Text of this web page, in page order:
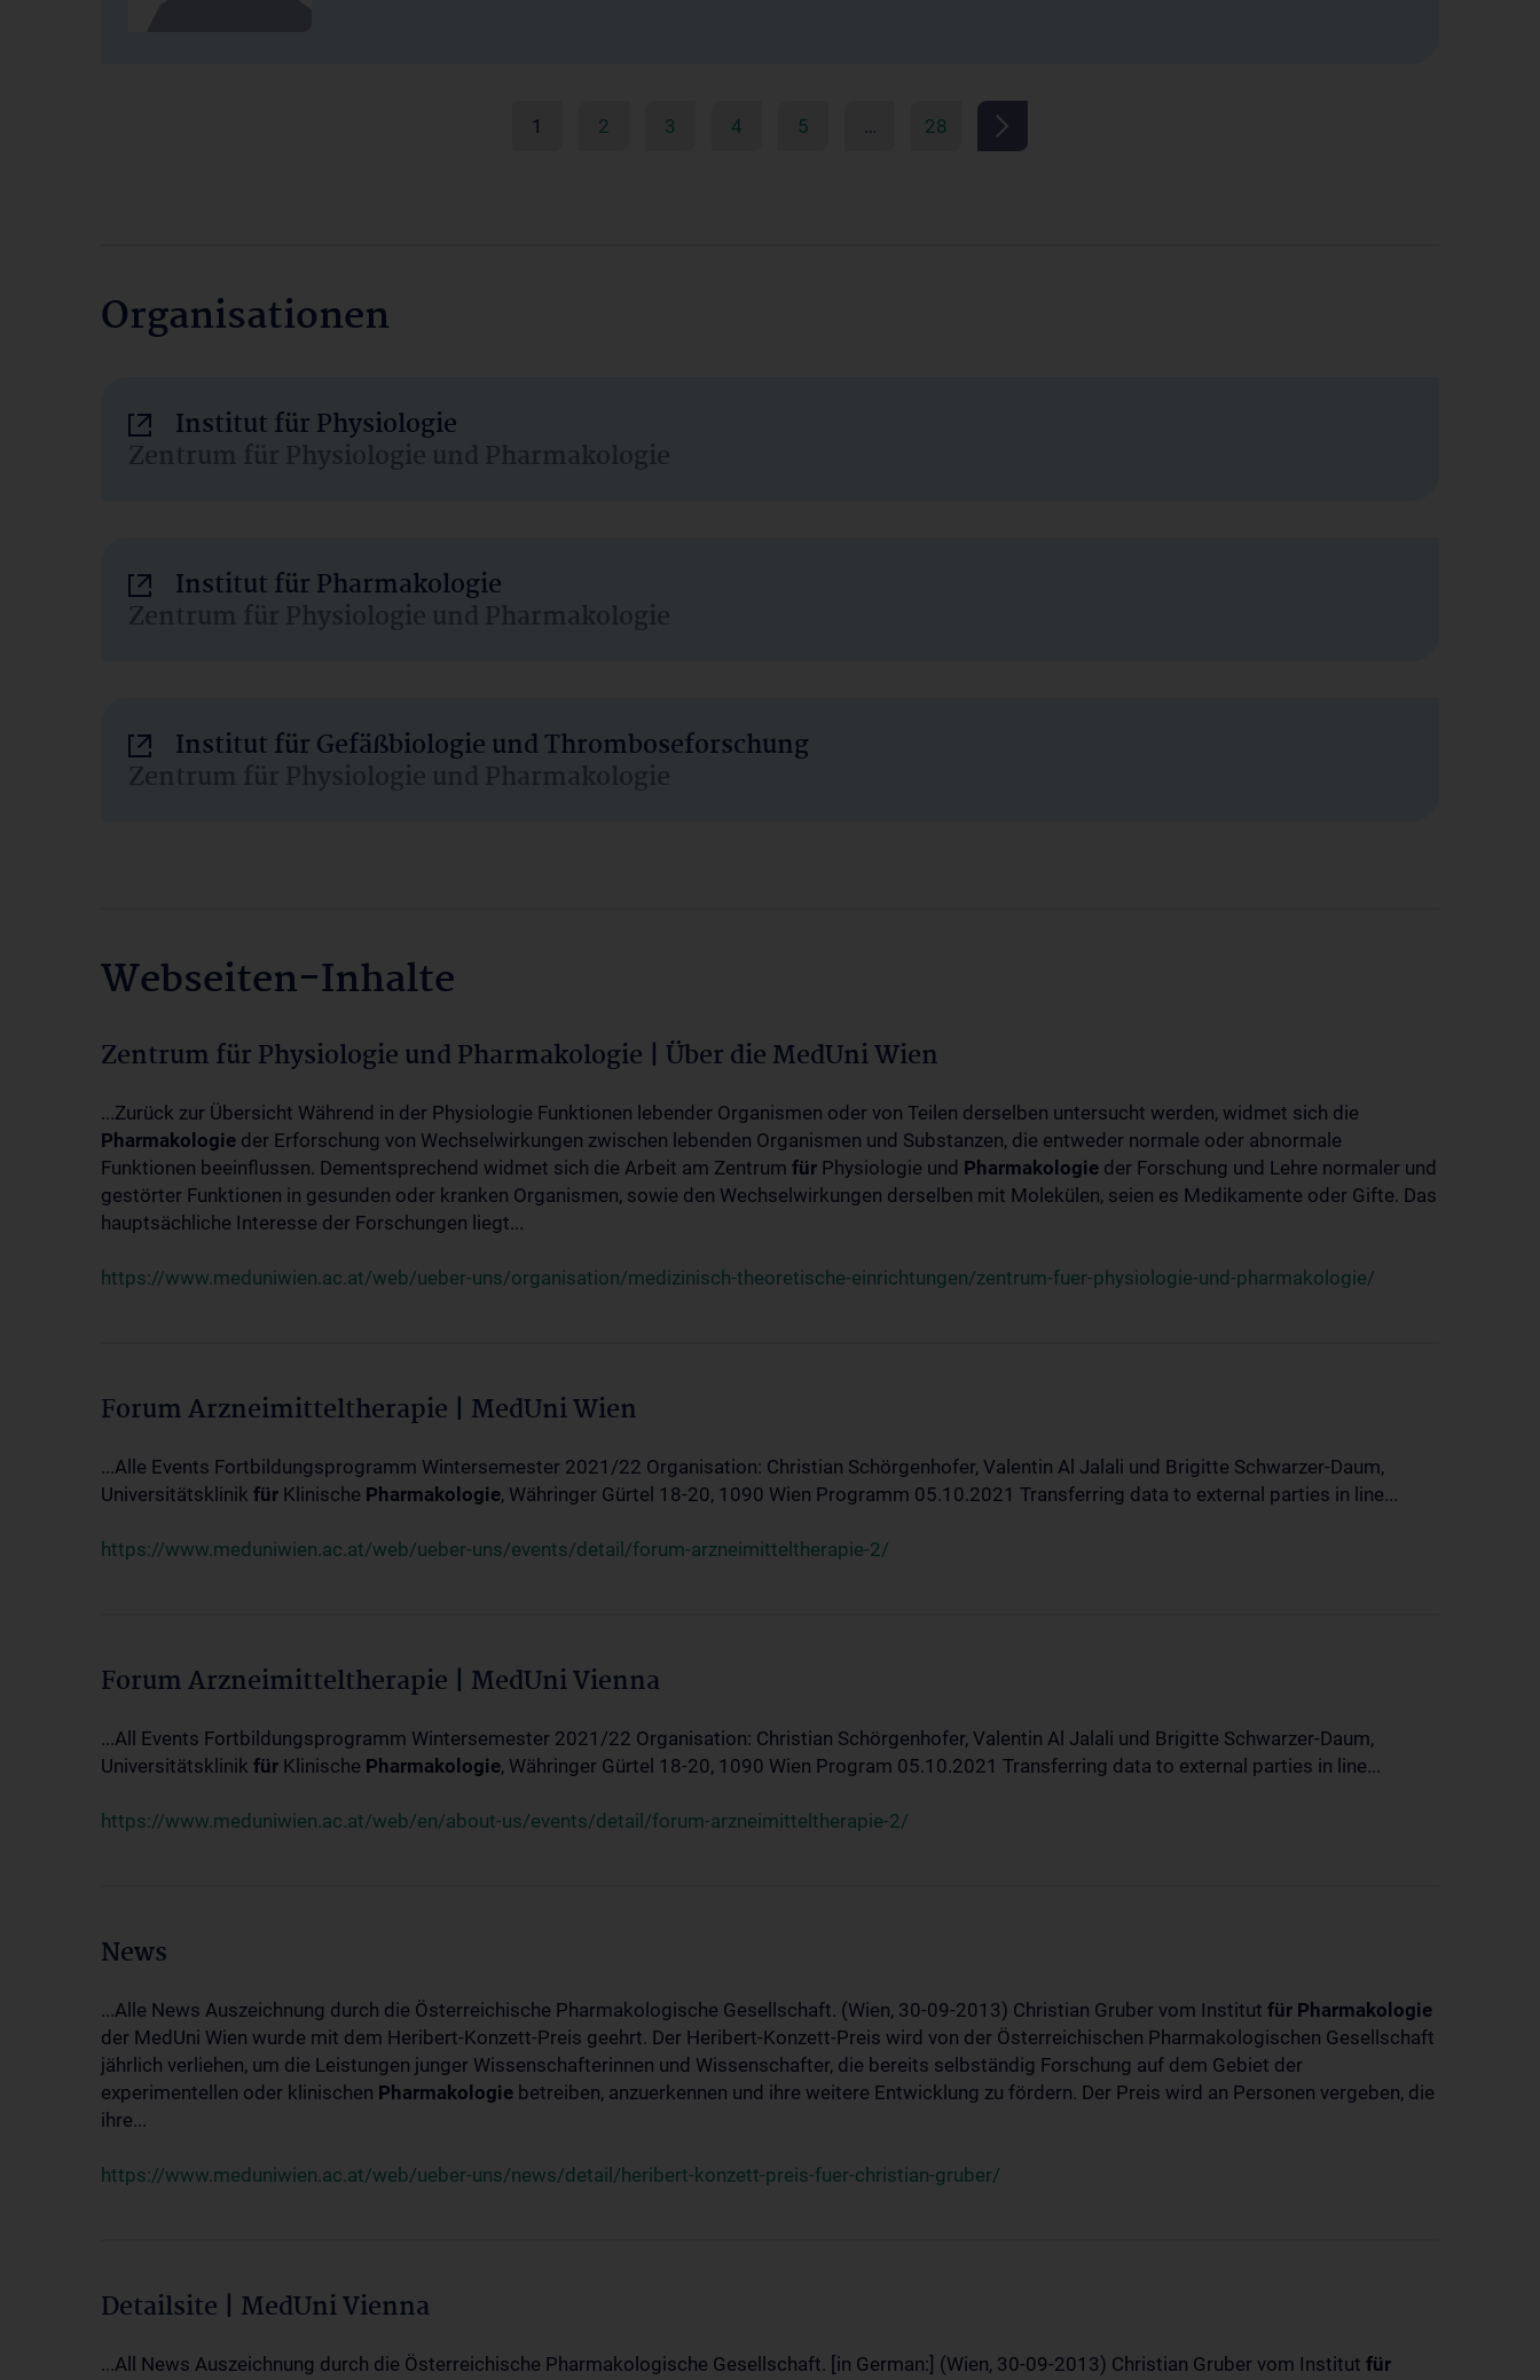
1 2 3 4 5 … 28
Organisationen
Institut für Physiologie
Zentrum für Physiologie und Pharmakologie
Institut für Pharmakologie
Zentrum für Physiologie und Pharmakologie
Institut für Gefäßbiologie und Thromboseforschung
Zentrum für Physiologie und Pharmakologie
Webseiten-Inhalte
Zentrum für Physiologie und Pharmakologie | Über die MedUni Wien
...Zurück zur Übersicht Während in der Physiologie Funktionen lebender Organismen oder von Teilen derselben untersucht werden, widmet sich die
Pharmakologie der Erforschung von Wechselwirkungen zwischen lebenden Organismen und Substanzen, die entweder normale oder abnormale
Funktionen beeinflussen. Dementsprechend widmet sich die Arbeit am Zentrum für Physiologie und Pharmakologie der Forschung und Lehre normaler und
gestörter Funktionen in gesunden oder kranken Organismen, sowie den Wechselwirkungen derselben mit Molekülen, seien es Medikamente oder Gifte. Das
hauptsächliche Interesse der Forschungen liegt...
https://www.meduniwien.ac.at/web/ueber-uns/organisation/medizinisch-theoretische-einrichtungen/zentrum-fuer-physiologie-und-pharmakologie/
Forum Arzneimitteltherapie | MedUni Wien
...Alle Events Fortbildungsprogramm Wintersemester 2021/22 Organisation: Christian Schörgenhofer, Valentin Al Jalali und Brigitte Schwarzer-Daum,
Universitätsklinik für Klinische Pharmakologie, Währinger Gürtel 18-20, 1090 Wien Programm 05.10.2021 Transferring data to external parties in line...
https://www.meduniwien.ac.at/web/ueber-uns/events/detail/forum-arzneimitteltherapie-2/
Forum Arzneimitteltherapie | MedUni Vienna
...All Events Fortbildungsprogramm Wintersemester 2021/22 Organisation: Christian Schörgenhofer, Valentin Al Jalali und Brigitte Schwarzer-Daum,
Universitätsklinik für Klinische Pharmakologie, Währinger Gürtel 18-20, 1090 Wien Program 05.10.2021 Transferring data to external parties in line...
https://www.meduniwien.ac.at/web/en/about-us/events/detail/forum-arzneimitteltherapie-2/
News
...Alle News Auszeichnung durch die Österreichische Pharmakologische Gesellschaft. (Wien, 30-09-2013) Christian Gruber vom Institut für Pharmakologie
der MedUni Wien wurde mit dem Heribert-Konzett-Preis geehrt. Der Heribert-Konzett-Preis wird von der Österreichischen Pharmakologischen Gesellschaft
jährlich verliehen, um die Leistungen junger Wissenschafterinnen und Wissenschafter, die bereits selbständig Forschung auf dem Gebiet der
experimentellen oder klinischen Pharmakologie betreiben, anzuerkennen und ihre weitere Entwicklung zu fördern. Der Preis wird an Personen vergeben, die
ihre...
https://www.meduniwien.ac.at/web/ueber-uns/news/detail/heribert-konzett-preis-fuer-christian-gruber/
Detailsite | MedUni Vienna
...All News Auszeichnung durch die Österreichische Pharmakologische Gesellschaft. [in German:] (Wien, 30-09-2013) Christian Gruber vom Institut für